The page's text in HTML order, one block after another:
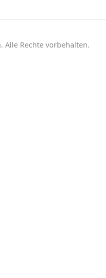
Alle Rechte vorbehalten.